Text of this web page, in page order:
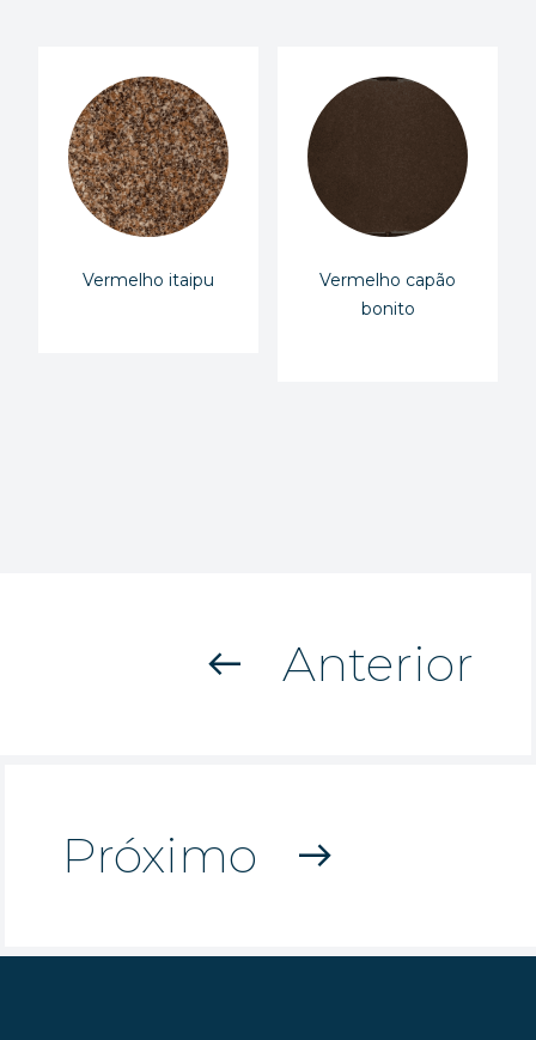
Vermelho itaipu
Vermelho capão
bonito
west Anterior
Próximo east